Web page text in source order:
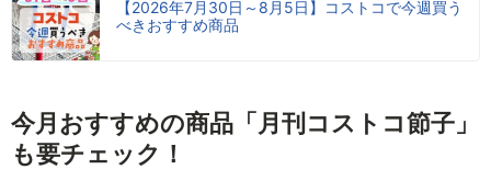
【2026年7月30日～8月5日】コストコで今週買う
べきおすすめ商品
今月おすすめの商品「月刊コストコ節子」
も要チェック！